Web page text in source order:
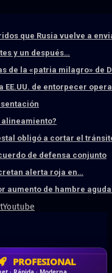
que Rusia vuelve a
y un después…
de la «patria milagro» de
EE.UU. de entorpecer
obligó a cortar el
de defensa conjunto
alerta roja en…
aumento de hambre
Youtube
SÚPER RÁPIDO
PROFESIONAL
A MEDIDA